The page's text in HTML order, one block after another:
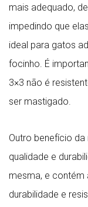
mais adequado,
impedindo que
ideal para gatos
focinho. É
3×3 não é
ser mastigado.
Outro benefício
qualidade e
mesma, e contém
durabilidade e